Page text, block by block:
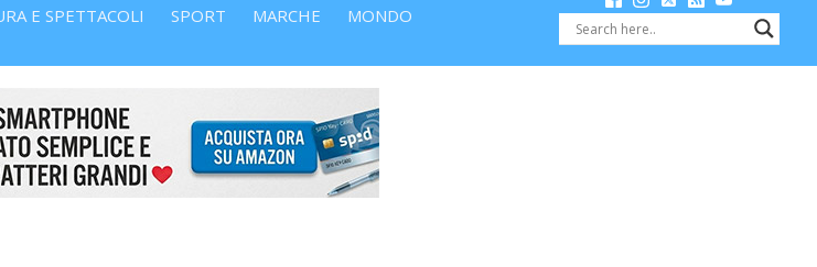
E SPETTACOLI SPORT MARCHE MONDO